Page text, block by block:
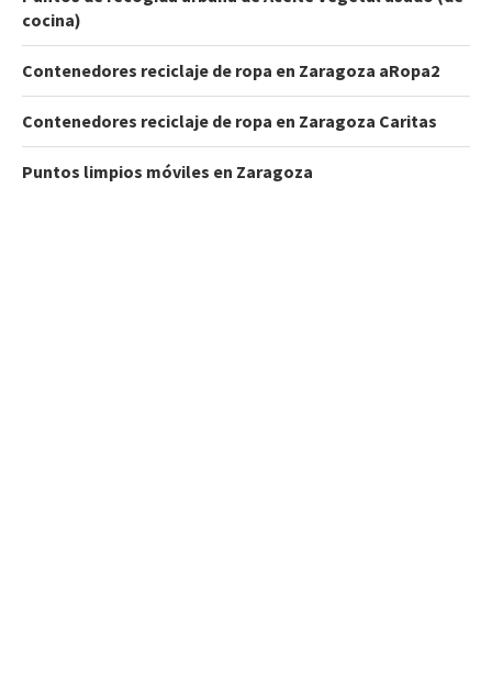
cocina)
Contenedores reciclaje de ropa en Zaragoza aRopa2
Contenedores reciclaje de ropa en Zaragoza Caritas
Puntos limpios móviles en Zaragoza